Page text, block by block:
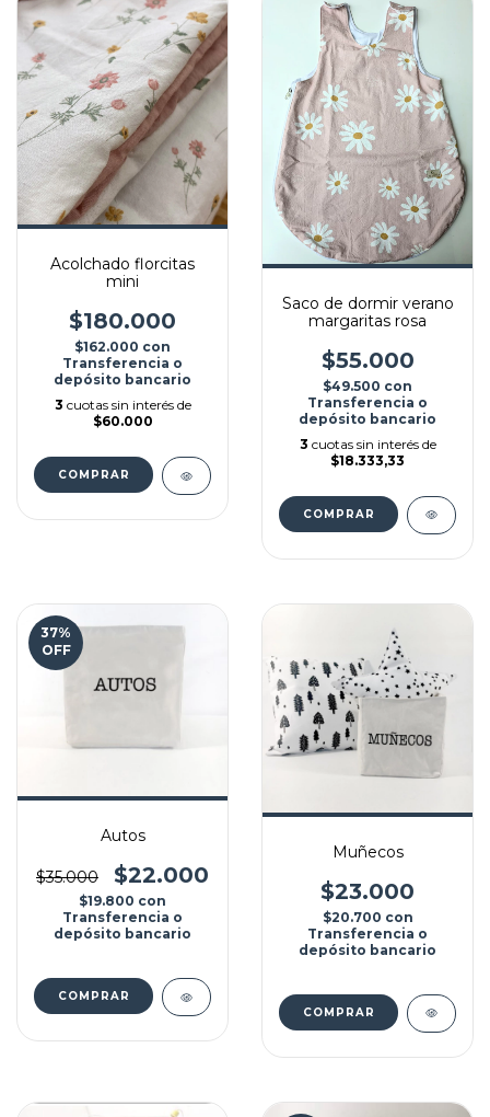
Acolchado florcitas
mini
$180.000
$162.000 con
Transferencia o
depósito bancario
3 cuotas sin interés de
$60.000
COMPRAR
Saco de dormir verano
margaritas rosa
$55.000
$49.500 con
Transferencia o
depósito bancario
3 cuotas sin interés de
$18.333,33
COMPRAR
37%
OFF
Autos
$35.000 $22.000
$19.800 con
Transferencia o
depósito bancario
Muñecos
$23.000
$20.700 con
Transferencia o
depósito bancario